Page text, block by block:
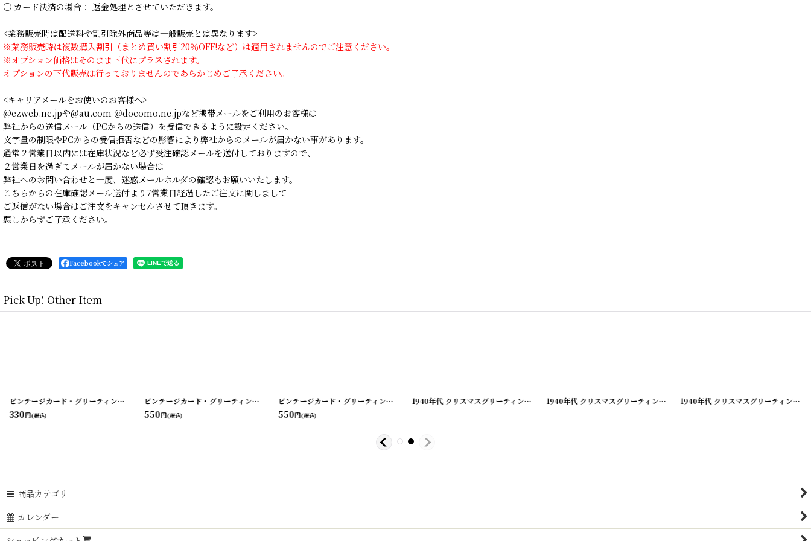
○ カード決済の場合： 返金処理とさせていただきます。
<業務販売時は配送料や割引除外商品等は一般販売とは異なります>
※業務販売時は複数購入割引（まとめ買い割引20％OFF!など）は適用されませんのでご注意ください。
※オプション価格はそのまま下代にプラスされます。
オプションの下代販売は行っておりませんのであらかじめご了承ください。
<キャリアメールをお使いのお客様へ>
@ezweb.ne.jpや@au.com ＠docomo.ne.jpなど携帯メールをご利用のお客様は
弊社からの送信メール（PCからの送信）を受信できるように設定ください。
文字量の制限やPCからの受信拒否などの影響により弊社からのメールが届かない事があります。
通常２営業日以内には在庫状況など必ず受注確認メールを送付しておりますので、
２営業日を過ぎてメールが届かない場合は
弊社へのお問い合わせと一度、迷惑メールホルダの確認もお願いいたします。
こちらからの在庫確認メール送付より7営業日経過したご注文に関しまして
ご返信がない場合はご注文をキャンセルさせて頂きます。
悪しからずご了承ください。
Facebookでシェア
Pick Up! Other Item
] [ 210823-7 ]
ビンテージカード・グリーティング・バレンタイン・バースデー etc... [ 210823-8 ]
330円(税込)
ビンテージカード・グリーティング・バレンタイン・バースデー etc... [ 210823-9 ]
550円(税込)
ビンテージカード・グリーティング・バレンタイン・バースデー etc... [210823-10]
550円(税込)
1940年代 クリスマスグリーティングカード ビンテージカード [210928-1] 1940年代 クリスマスグリーティング ビンテージカード [210928-2] 1940年代 クリスマスグリーティング ビンテージカード
商品カテゴリ
カレンダー